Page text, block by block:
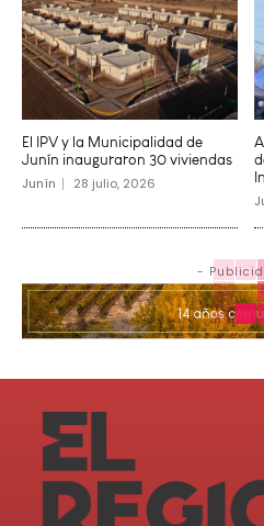
El IPV y la Municipalidad de
Junín inauguraron 30 viviendas
Junín 28 julio, 2026
-